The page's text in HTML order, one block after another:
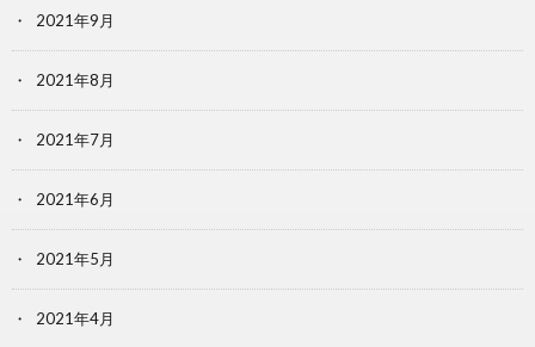
2021年9月
2021年8月
2021年7月
2021年6月
2021年5月
2021年4月